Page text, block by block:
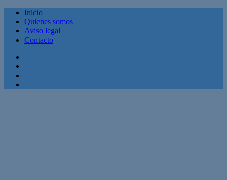
Inicio
Quienes somos
Aviso legal
Contacto